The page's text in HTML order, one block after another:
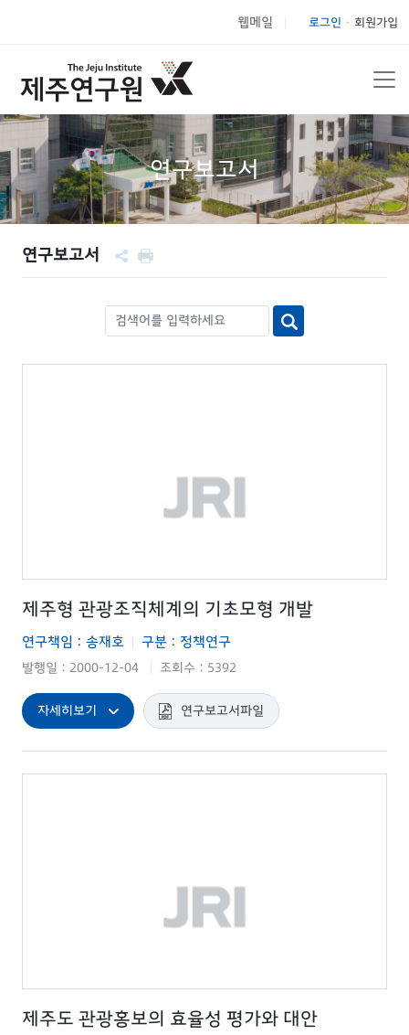
웹메일 로그인 회원가입
연구보고서
연구보고서
제주형 관광조직체계의 기초모형 개발
연구책임 : 송재호 구분 : 정책연구
발행일 : 2000-12-04 조회수 : 5392
자세히보기 연구보고서파일
제주도 관광홍보의 효율성 평가와 대안